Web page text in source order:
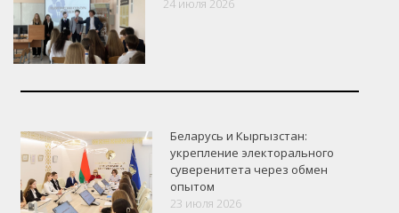
VK Google+ Facebook
24 июля 2026
Беларусь и Кыргызстан:
укрепление электорального
суверенитета через обмен
опытом
23 июля 2026